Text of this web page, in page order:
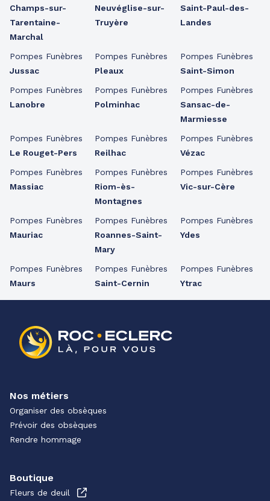
Champs-sur-
Tarentaine-
Marchal
Pompes Funèbres
Jussac
Pompes Funèbres
Lanobre
Pompes Funèbres
Le Rouget-Pers
Pompes Funèbres
Massiac
Pompes Funèbres
Mauriac
Pompes Funèbres
Maurs
Neuvéglise-sur-
Truyère
Pompes Funèbres
Pleaux
Pompes Funèbres
Polminhac
Pompes Funèbres
Reilhac
Pompes Funèbres
Riom-ès-
Montagnes
Pompes Funèbres
Roannes-Saint-
Mary
Pompes Funèbres
Saint-Cernin
Saint-Paul-des-
Landes
Pompes Funèbres
Saint-Simon
Pompes Funèbres
Sansac-de-
Marmiesse
Pompes Funèbres
Vézac
Pompes Funèbres
Vic-sur-Cère
Pompes Funèbres
Ydes
Pompes Funèbres
Ytrac
Nos métiers
Organiser des obsèques
Prévoir des obsèques
Rendre hommage
Boutique
Fleurs de deuil